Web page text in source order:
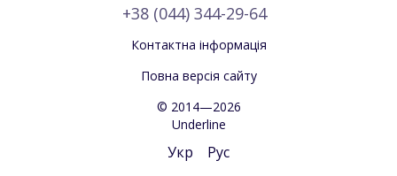
+38 (044) 344-29-64
Контактна інформація
Повна версія сайту
© 2014—2026
Underline
Укр Рус